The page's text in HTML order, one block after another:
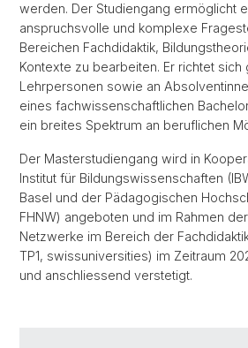
werden. Der Studiengang ermöglicht
anspruchsvolle und komplexe
Bereichen Fachdidaktik,
Kontexte zu bearbeiten. Er richtet
Lehrpersonen sowie an
eines fachwissenschaftlichen
ein breites Spektrum an beruflichen
Der Masterstudiengang wird in
Institut für Bildungswissenschaften
Basel und der Pädagogischen
FHNW) angeboten und im Rahmen
Netzwerke im Bereich der
TP1, swissuniversities) im Zeitraum
und anschliessend verstetigt.